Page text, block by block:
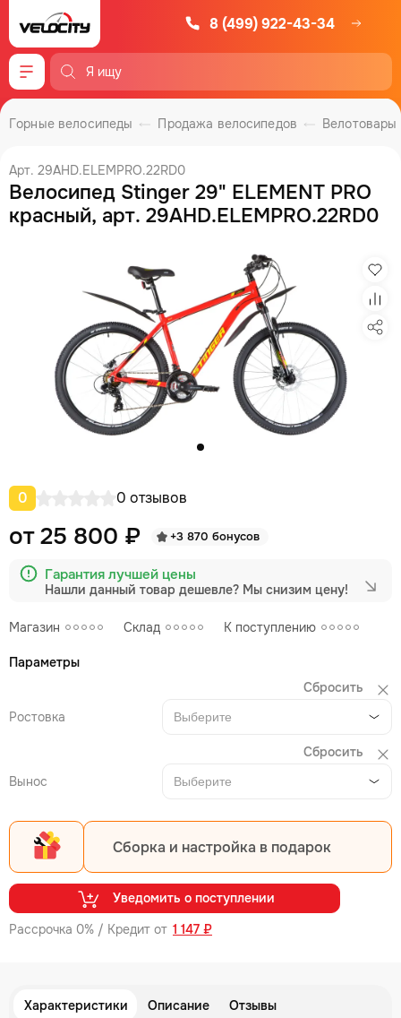
8 (499) 922-43-34
Меню
Велотовары
Продажа велосипедов
Горные велосипеды
Арт. 29AHD.ELEMPRO.22RD0
Велосипед Stinger 29" ELEMENT PRO
красный, арт. 29AHD.ELEMPRO.22RD0
0 0 отзывов
Магазин Склад К поступлению
от 25 800 ₽ +3 870 бонусов
Гарантия лучшей цены
Нашли данный товар дешевле? Мы снизим цену!
Рассрочка 0% / Кредит от 1 147 ₽
Параметры
Сбросить
Ростовка
Выберите
Сбросить
Вынос
Выберите
Сборка и настройка в подарок
Уведомить о поступлении
Характеристики Описание
Отзывы